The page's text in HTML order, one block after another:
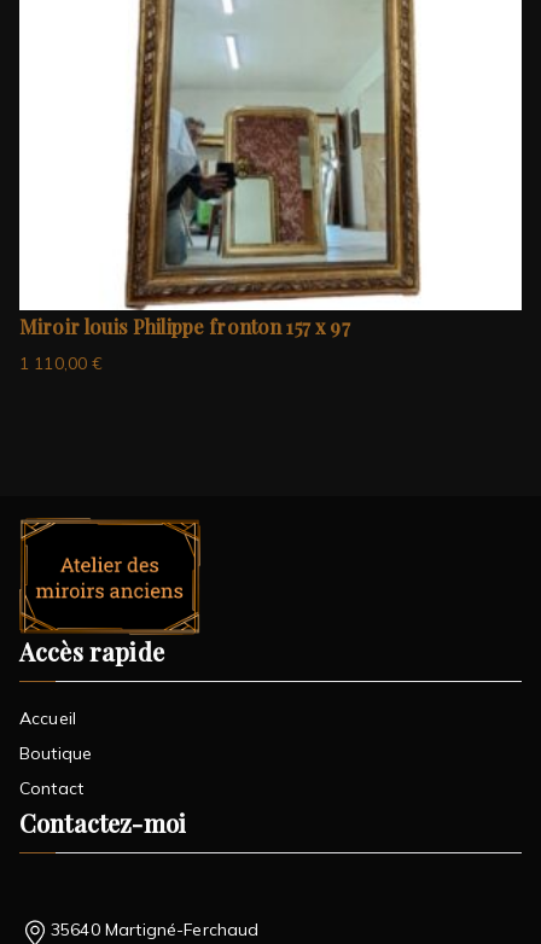
Miroir louis Philippe fronton 157 x 97
1 110,00€
Accès rapide
Accueil
Boutique
Contact
Contactez-moi
35640 Martigné-Ferchaud